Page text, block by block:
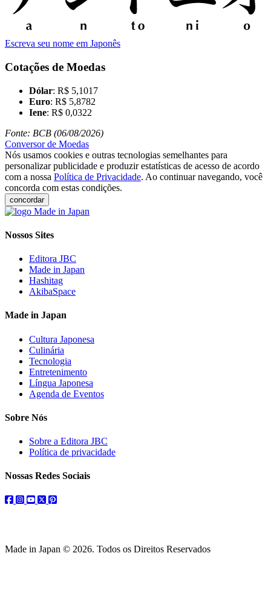
Escreva seu nome em Japonês
Cotações de Moedas
Dólar: R$ 5,1017
Euro: R$ 5,8782
Iene: R$ 0,0322
Fonte: BCB (06/08/2026)
Conversor de Moedas
Nós usamos cookies e outras tecnologias semelhantes para
personalizar publicidade e produzir estatísticas de acesso de acordo
com a nossa Política de Privacidade. Ao continuar navegando, você
concorda com estas condições.
concordar
Nossos Sites
Editora JBC
Made in Japan
Hashitag
AkibaSpace
Made in Japan
Cultura Japonesa
Culinária
Tecnologia
Entretenimento
Língua Japonesa
Agenda de Eventos
Sobre Nós
Sobre a Editora JBC
Política de privacidade
Nossas Redes Sociais
facebook
instagram
youtube
twitterpinterest
Made in Japan © 2026. Todos os Direitos Reservados